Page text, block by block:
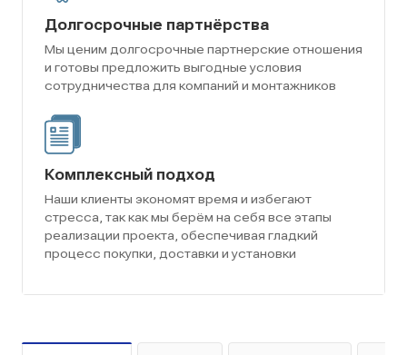
Долгосрочные партнёрства
Мы ценим долгосрочные партнерские отношения
и готовы предложить выгодные условия
сотрудничества для компаний и монтажников
Комплексный подход
Наши клиенты экономят время и избегают
стресса, так как мы берём на себя все этапы
реализации проекта, обеспечивая гладкий
процесс покупки, доставки и установки